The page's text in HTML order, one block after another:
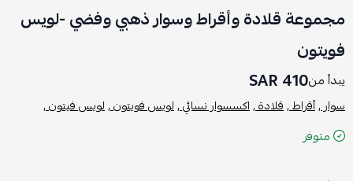
مجموعة قلادة وأقراط وسوار ذهبي وفضي -لويس
فويتون
يبدأ من410 SAR
سوار ,أقراط ,قلادة ,اكسسوار نسائي ,لويس فويتون ,لويس فيتون ,
متوفر